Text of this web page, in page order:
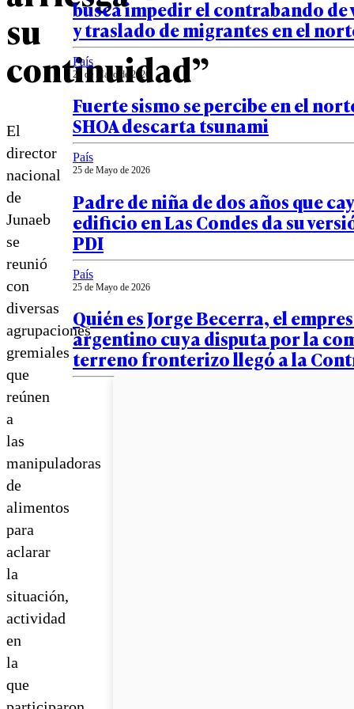
su
continuidad”
El
director
nacional
de
Junaeb
se
reunió
con
diversas
agrupaciones
gremiales
que
reúnen
a
las
manipuladoras
de
alimentos
para
aclarar
la
situación,
actividad
en
la
que
busca impedir el contrabando de
y traslado de migrantes en el
País
25 de Mayo de 2026
Fuerte sismo se percibe en el
SHOA descarta tsunami
País
25 de Mayo de 2026
Padre de niña de dos años que
edificio en Las Condes da su
PDI
País
25 de Mayo de 2026
Quién es Jorge Becerra, el
argentino cuya disputa por la
terreno fronterizo llegó a la